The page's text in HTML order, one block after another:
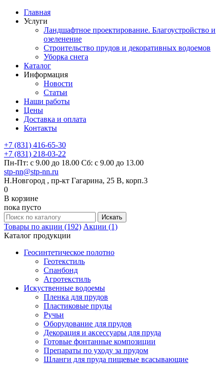
Главная
Услуги
Ландшафтное проектирование. Благоустройство и
озеленение
Строительство прудов и декоративных водоемов
Уборка снега
Каталог
Информация
Новости
Статьи
Наши работы
Цены
Доставка и оплата
Контакты
+7 (831) 416-65-30
+7 (831) 218-03-22
Пн-Пт: с 9.00 до 18.00 Сб: с 9.00 до 13.00
stp-nn@stp-nn.ru
Н.Новгород , пр-кт Гагарина, 25 В, корп.3
0
В корзине
пока пусто
Товары по акции (192) Акции (1)
Каталог продукции
Геосинтетическое полотно
Геотекстиль
Спанбонд
Агротекстиль
Искуственные водоемы
Пленка для прудов
Пластиковые пруды
Ручьи
Оборудование для прудов
Декорация и аксессуары для пруда
Готовые фонтанные композиции
Препараты по уходу за прудом
Шланги для пруда пищевые всасывающие